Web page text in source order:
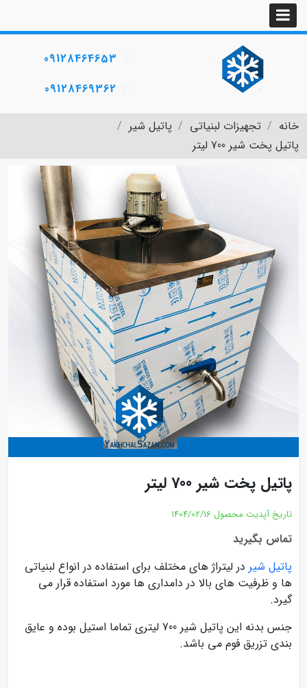
09128464653
09128469362
خانه تجهیزات لبنیاتی
پاتیل شیر
پاتیل پخت شیر 700 لیتر
پاتیل پخت شیر 700 لیتر
تاریخ آپدیت محصول 1404/02/16
تماس بگیرید
پاتیل شیر در لیتراژ های مختلف برای استفاده در انواع لبنیاتی
ها و ظرفیت های بالا در دامداری ها مورد استفاده قرار می
گیرد.
جنس بدنه این پاتیل شیر 700 لیتری تماما استیل بوده و عایق
بندی تزریق فوم می باشد.